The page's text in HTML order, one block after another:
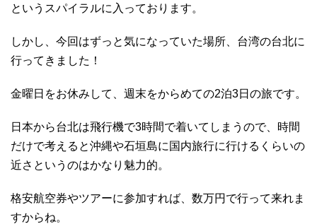
というスパイラルに入っております。
しかし、今回はずっと気になっていた場所、台湾の台北に
行ってきました！
金曜日をお休みして、週末をからめての2泊3日の旅です。
日本から台北は飛行機で3時間で着いてしまうので、時間
だけで考えると沖縄や石垣島に国内旅行に行けるくらいの
近さというのはかなり魅力的。
格安航空券やツアーに参加すれば、数万円で行って来れま
すからね。